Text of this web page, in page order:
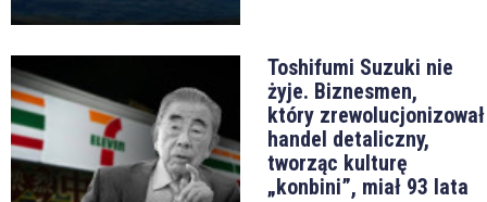
Toshifumi Suzuki nie
żyje. Biznesmen,
który zrewolucjonizował
handel detaliczny,
tworząc kulturę
„konbini”, miał 93 lata